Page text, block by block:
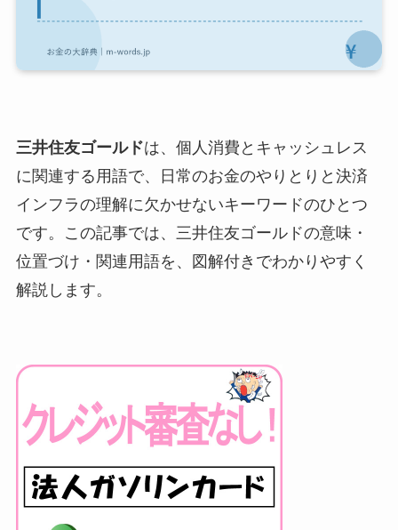
三井住友ゴールドは、個人消費とキャッシュレス
に関連する用語で、日常のお金のやりとりと決済
インフラの理解に欠かせないキーワードのひとつ
です。この記事では、三井住友ゴールドの意味・
位置づけ・関連用語を、図解付きでわかりやすく
解説します。